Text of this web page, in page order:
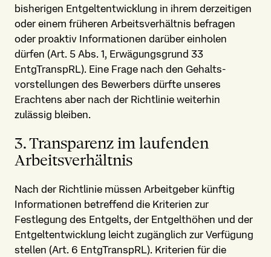
bisherigen Entgelt­entwicklung in ihrem derzeitigen
oder einem früheren Arbeits­verhältnis befragen
oder proaktiv Informationen darüber einholen
dürfen (Art. 5 Abs. 1, Erwägungsgrund 33
EntgTranspRL). Eine Frage nach den Gehalts­
vorstellungen des Bewerbers dürfte unseres
Erachtens aber nach der Richtlinie weiterhin
zulässig bleiben.
3. Transparenz im laufenden
Arbeits­verhältnis
Nach der Richtlinie müssen Arbeitgeber künftig
Informationen betreffend die Kriterien zur
Festlegung des Entgelts, der Entgelthöhen und der
Entgelt­entwicklung leicht zugänglich zur Verfügung
stellen (Art. 6 EntgTranspRL). Kriterien für die